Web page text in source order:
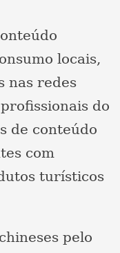
locais,
nas redes
do
de conteúdo
com
turísticos
pelo